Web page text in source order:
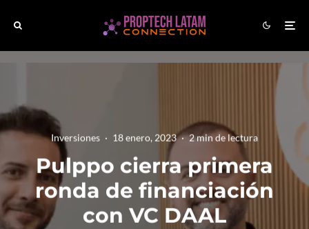
Inversiones · 18 enero, 2023 · 2 min de lectura
Pulppo cierra primera
ronda de financiación
con VC DAAL